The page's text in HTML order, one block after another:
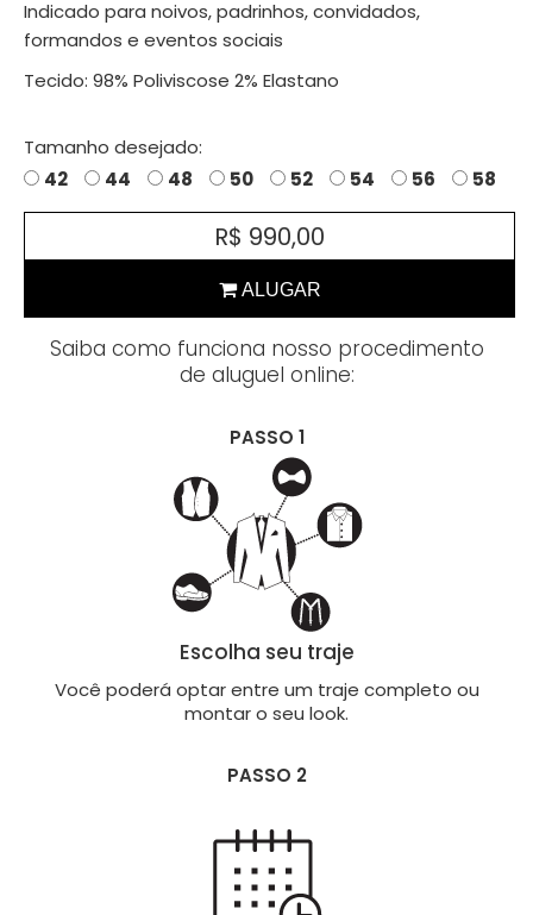
Indicado para noivos, padrinhos, convidados,
formandos e eventos sociais
Tecido: 98% Poliviscose 2% Elastano
Tamanho desejado:
42
44 48 50 52 54 56 58
R$ 990,00
Saiba como funciona nosso procedimento
de aluguel online:
PASSO 1
Escolha seu traje
Você poderá optar entre um traje completo ou
montar o seu look.
PASSO 2